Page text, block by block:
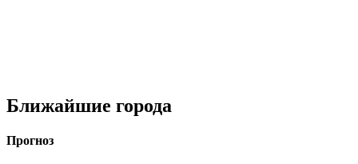
Ближайшие города
Прогноз